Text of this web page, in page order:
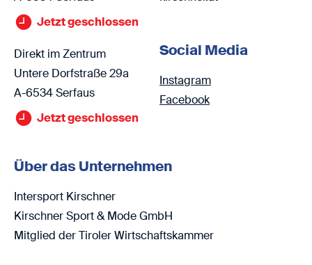
Jetzt geschlossen
Direkt im Zentrum
Untere Dorfstraße 29a
A-6534 Serfaus
Jetzt geschlossen
Social Media
Instagram
Facebook
Über das Unternehmen
Intersport Kirschner
Kirschner Sport & Mode GmbH
Mitglied der Tiroler Wirtschaftskammer